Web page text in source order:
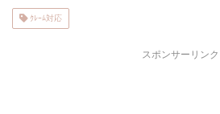
ｸﾚｰﾑ対応
スポンサーリンク